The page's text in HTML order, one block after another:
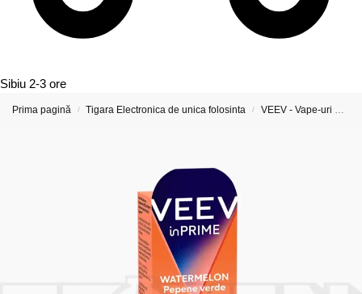
Sibiu 2-3 ore
Prima pagină / Tigara Electronica de unica folosinta / VEEV - Vape-uri Reîncărcabile și Capsule Preumplute